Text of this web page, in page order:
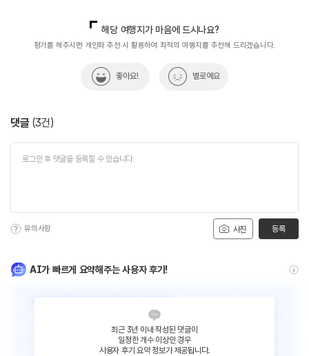
해당 여행지가 마음에 드시나요?
평가를 해주시면 개인화 추천 시 활용하여 최적의 여행지를 추천해 드리겠습니다.
좋아요! 별로예요
댓글 (3건)
사진
유의사항 등록
AI가 빠르게 요약해주는 사용자 후기!
최근 3년 이내 작성된 댓글이
일정한 개수 이상인 경우
사용자 후기 요약 정보가 제공됩니다.